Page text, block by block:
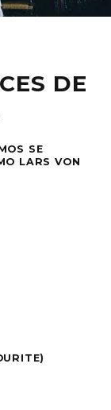
DE
SE
LARS VON